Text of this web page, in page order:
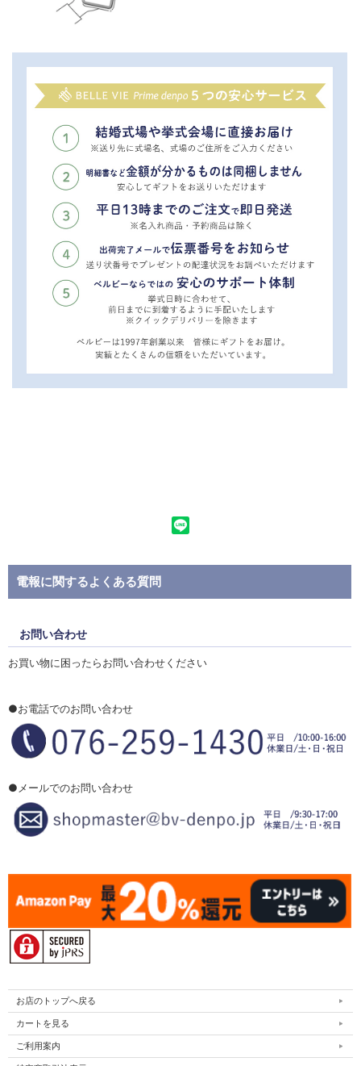
電報に関するよくある質問
お問い合わせ
お買い物に困ったらお問い合わせください
●お電話でのお問い合わせ
●メールでのお問い合わせ
お店のトップへ戻る
カートを見る
ご利用案内